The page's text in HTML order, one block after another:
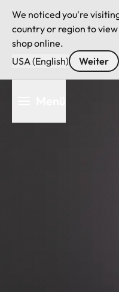
We noticed you're
country or region to
shop online.
USA (English)
Weiter